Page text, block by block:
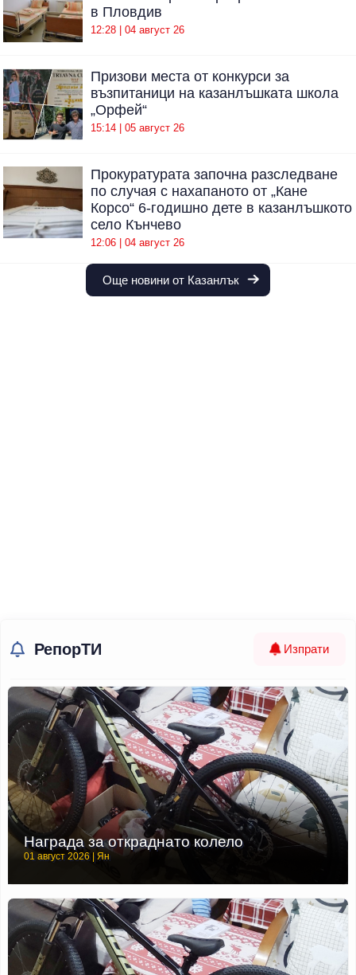
в Пловдив
12:28 | 04 август 26
Призови места от конкурси за
възпитаници на казанлъшката школа
„Орфей“
15:14 | 05 август 26
Прокуратурата започна разследване
по случая с нахапаното от „Кане
Корсо“ 6-годишно дете в казанлъшкото
село Кънчево
12:06 | 04 август 26
Още новини от Казанлък
РепорТИ Изпрати
Награда за откраднато колело
01 август 2026 | Ян